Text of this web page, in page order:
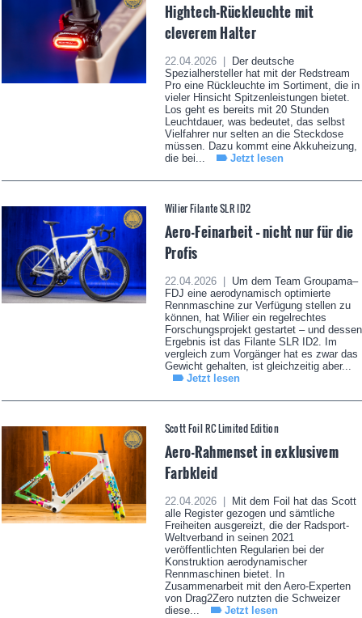
Hightech-Rückleuchte mit
cleverem Halter
22.04.2026 |
Der deutsche
Spezialhersteller hat mit der Redstream
Pro eine Rückleuchte im Sortiment, die in
vieler Hinsicht Spitzenleistungen bietet.
Los geht es bereits mit 20 Stunden
Leuchtdauer, was bedeutet, das selbst
Vielfahrer nur selten an die Steckdose
müssen. Dazu kommt eine Akkuheizung,
die bei...
Jetzt lesen
Wilier Filante SLR ID2
Aero-Feinarbeit – nicht nur für die
Profis
22.04.2026 |
Um dem Team Groupama–
FDJ eine aerodynamisch optimierte
Rennmaschine zur Verfügung stellen zu
können, hat Wilier ein regelrechtes
Forschungsprojekt gestartet – und dessen
Ergebnis ist das Filante SLR ID2. Im
vergleich zum Vorgänger hat es zwar das
Gewicht gehalten, ist gleichzeitig aber...
Jetzt lesen
Scott Foil RC Limited Edition
Aero-Rahmenset in exklusivem
Farbkleid
22.04.2026 |
Mit dem Foil hat das Scott
alle Register gezogen und sämtliche
Freiheiten ausgereizt, die der Radsport-
Weltverband in seinen 2021
veröffentlichten Regularien bei der
Konstruktion aerodynamischer
Rennmaschinen bietet. In
Zusammenarbeit mit den Aero-Experten
von Drag2Zero nutzten die Schweizer
diese...
Jetzt lesen